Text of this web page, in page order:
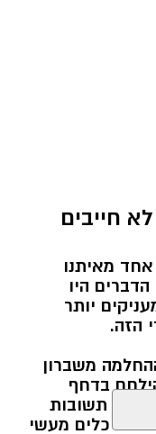
חייבים
מאיתנו
היו
יותר
הזה.
משברון
בדחף
תשובות
כלים מעשי